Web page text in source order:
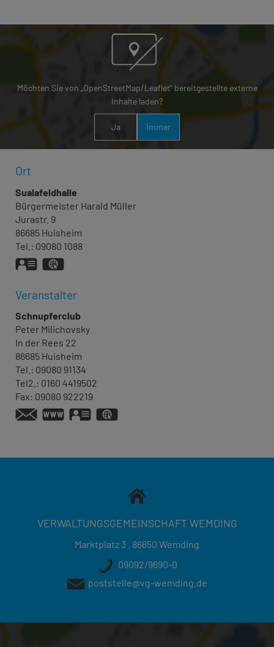
Möchten Sie von „OpenStreetMap/Leaflet“ bereitgestellte externe
Inhalte laden?
Ja Immer
Ort
Sualafeldhalle
Bürgermeister Harald Müller
Jurastr. 9
86685 Huisheim
Tel.: 09080 1088
vCard
Veranstalter
Schnupferclub
Peter Milichovsky
In der Rees 22
86685 Huisheim
Tel.: 09080 91134
Tel2.: 0160 4419502
Fax: 09080 922219
www.schnupfer-club.de
vCard
VERWALTUNGSGEMEINSCHAFT WEMDING
Marktplatz 3 . 86650 Wemding
09092/9690-0
poststelle@vg-wemding.de